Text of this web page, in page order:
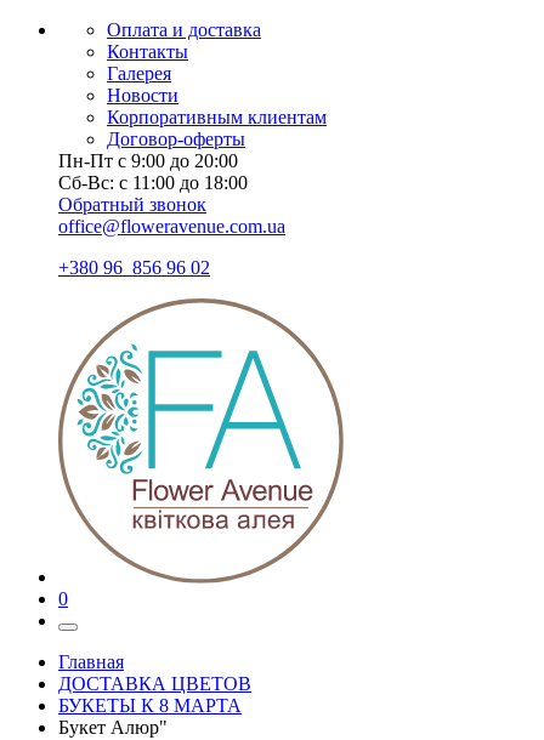
Оплата и доставка
Контакты
Галерея
Новости
Корпоративным клиентам
Договор-оферты
Пн-Пт с 9:00 до 20:00
Сб-Вс: с 11:00 до 18:00
Обратный звонок
office@floweravenue.com.ua
+380 96 856 96 02
0
Главная
ДОСТАВКА ЦВЕТОВ
БУКЕТЫ К 8 МАРТА
Букет Алюр"